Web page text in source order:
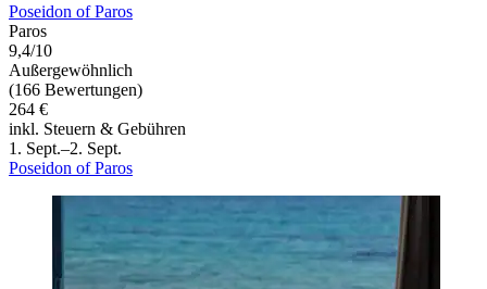
Poseidon of Paros
Paros
9,4/10
Außergewöhnlich
(166 Bewertungen)
264 €
inkl. Steuern & Gebühren
1. Sept.–2. Sept.
Poseidon of Paros